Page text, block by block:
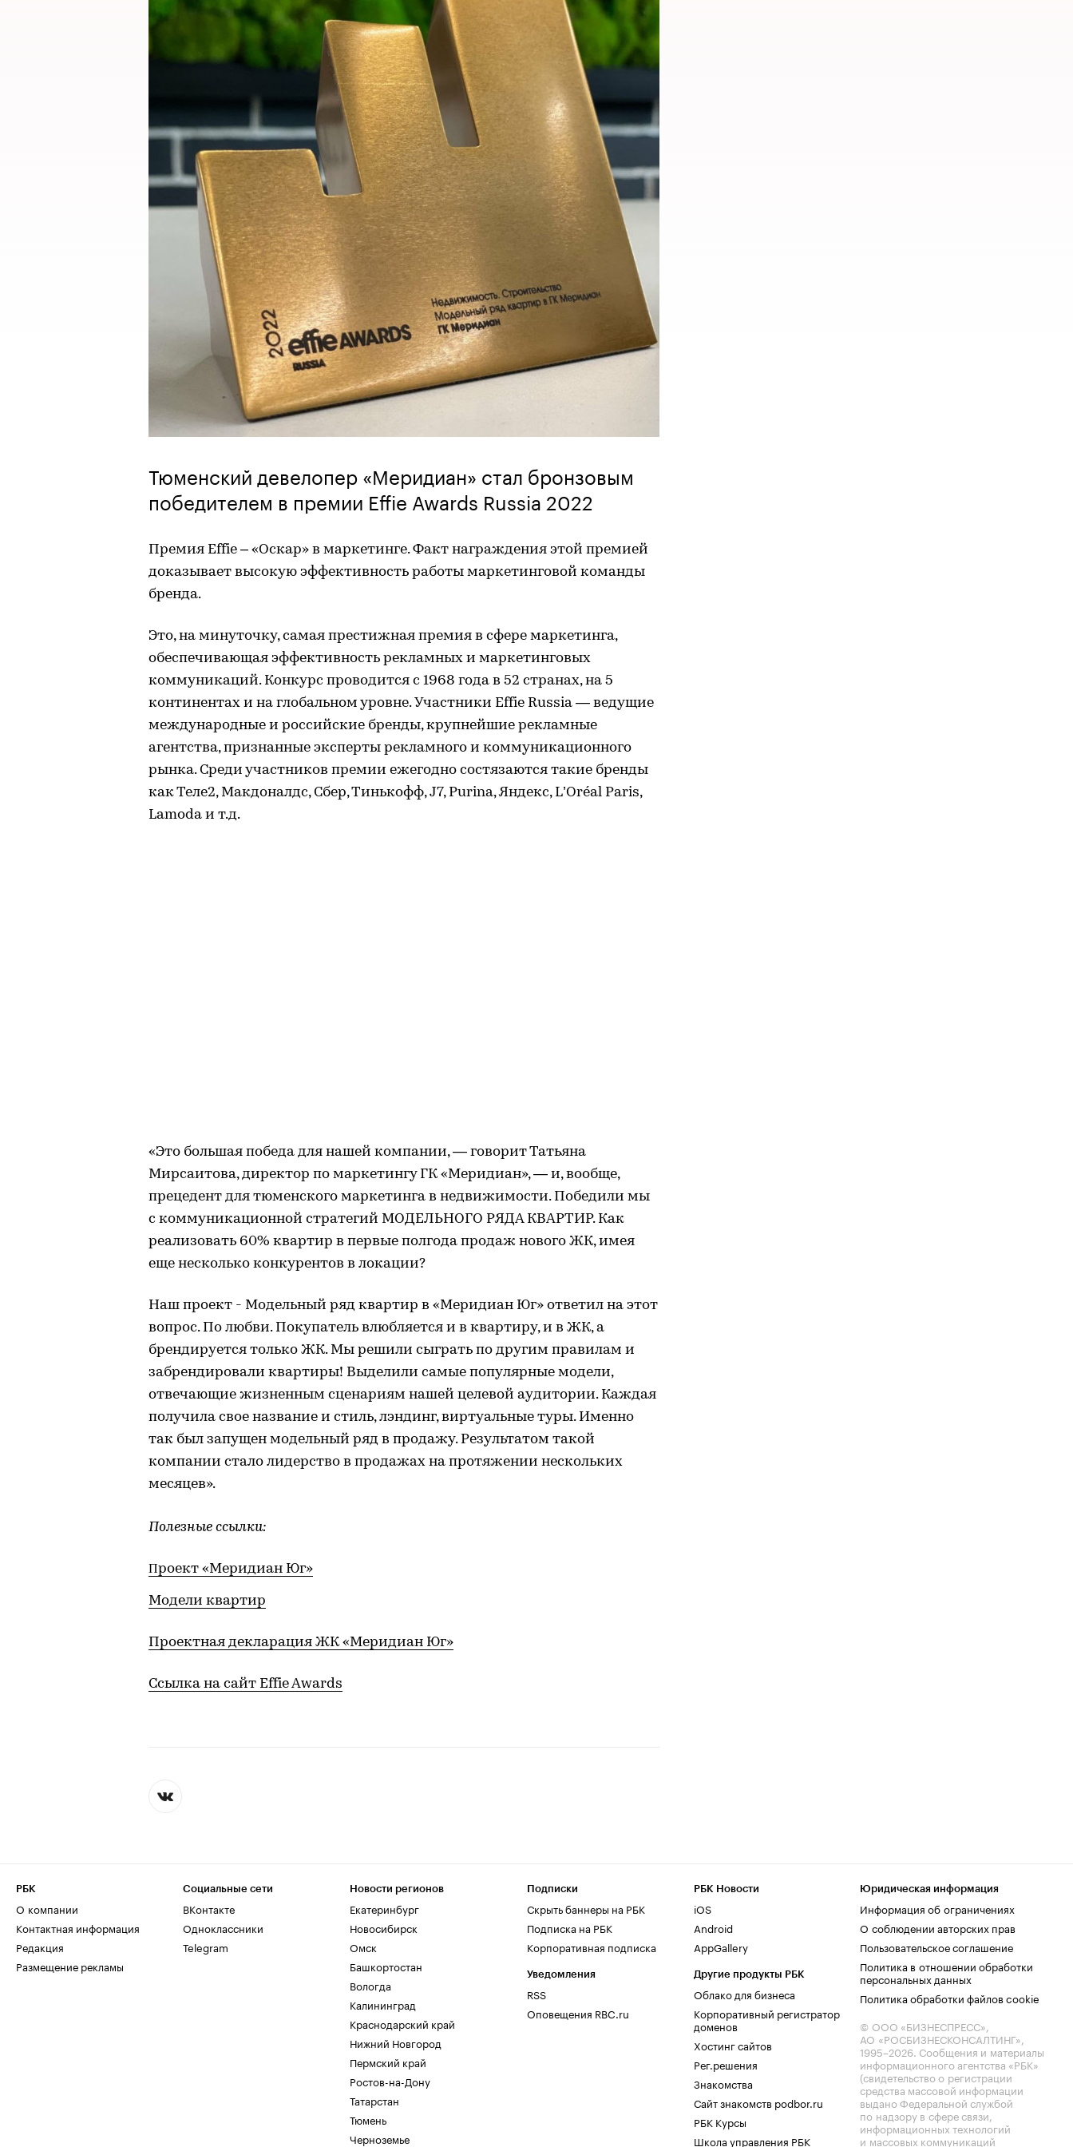
Тюменский девелопер «Меридиан» стал бронзовым
победителем в премии Effie Awards Russia 2022
Премия Effie – «Оскар» в маркетинге. Факт награждения этой премией
доказывает высокую эффективность работы маркетинговой команды
бренда.
Это, на минуточку, самая престижная премия в сфере маркетинга,
обеспечивающая эффективность рекламных и маркетинговых
коммуникаций. Конкурс проводится с 1968 года в 52 странах, на 5
континентах и ​​на глобальном уровне. Участники Effie Russia — ведущие
международные и российские бренды, крупнейшие рекламные
агентства, признанные эксперты рекламного и коммуникационного
рынка. Среди участников премии ежегодно состязаются такие бренды
как Теле2, Макдоналдс, Сбер, Тинькофф, J7, Purina, Яндекс, L’Oréal Paris,
Lamoda и т.д.
«Это большая победа для нашей компании, — говорит Татьяна
Мирсаитова, директор по маркетингу ГК «Меридиан», — и, вообще,
прецедент для тюменского маркетинга в недвижимости. Победили мы
с коммуникационной стратегий МОДЕЛЬНОГО РЯДА КВАРТИР. Как
реализовать 60% квартир в первые полгода продаж нового ЖК, имея
еще несколько конкурентов в локации?
Наш проект - Модельный ряд квартир в «Меридиан Юг» ответил на этот
вопрос. По любви. Покупатель влюбляется и в квартиру, и в ЖК, а
брендируется только ЖК. Мы решили сыграть по другим правилам и
забрендировали квартиры! Выделили самые популярные модели,
отвечающие жизненным сценариям нашей целевой аудитории. Каждая
получила свое название и стиль, лэндинг, виртуальные туры. Именно
так был запущен модельный ряд в продажу. Результатом такой
компании стало лидерство в продажах на протяжении нескольких
месяцев».
Полезные ссылки:
Проект «Меридиан Юг»
Модели квартир
Проектная декларация ЖК «Меридиан Юг»
Ссылка на сайт Effie Awards
РБК
О компании
Контактная информация
Редакция
Размещение рекламы
Социальные сети
ВКонтакте
Одноклассники
Telegram
Новости регионов
Екатеринбург
Новосибирск
Омск
Башкортостан
Вологда
Калининград
Краснодарский край
Нижний Новгород
Пермский край
Ростов-на-Дону
Татарстан
Тюмень
Черноземье
Подписки
Скрыть баннеры на РБК
Подписка на РБК
Корпоративная подписка
Уведомления
RSS
Оповещения RBC.ru
РБК Новости
iOS
Android
AppGallery
Другие продукты РБК
Облако для бизнеса
Корпоративный регистратор
доменов
Хостинг сайтов
Рег.решения
Знакомства
Сайт знакомств podbor.ru
РБК Курсы
Школа управления РБК
Юридическая информация
Информация об ограничениях
О соблюдении авторских прав
Пользовательское соглашение
Политика в отношении обработки
персональных данных
Политика обработки файлов cookie
© ООО «БИЗНЕСПРЕСС»,
АО «РОСБИЗНЕСКОНСАЛТИНГ»,
1995–2026. Сообщения и материалы
информационного агентства «РБК»
(свидетельство о регистрации
средства массовой информации
выдано Федеральной службой
по надзору в сфере связи,
информационных технологий
и массовых коммуникаций